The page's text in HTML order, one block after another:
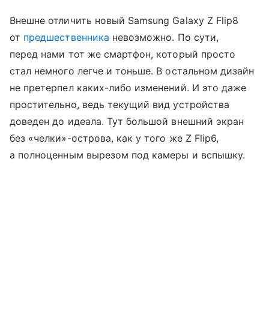
Внешне отличить новый Samsung Galaxy Z Flip8
от предшественника невозможно. По сути,
перед нами тот же смартфон, который просто
стал немного легче и тоньше. В остальном дизайн
не претерпел каких-либо изменений. И это даже
простительно, ведь текущий вид устройства
доведен до идеала. Тут большой внешний экран
без «челки»-острова, как у того же Z Flip6,
а полноценным вырезом под камеры и вспышку.